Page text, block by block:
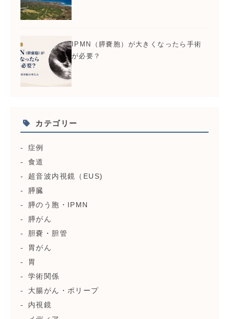
IPMN（膵嚢胞）が大きくなったら手術
が必要？
カテゴリー
症例
食道
超音波内視鏡（EUS)
膵臓
膵のう胞・IPMN
膵がん
胆嚢・胆管
胃がん
胃
学術関係
大腸がん・ポリープ
内視鏡